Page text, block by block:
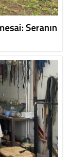
Seranın